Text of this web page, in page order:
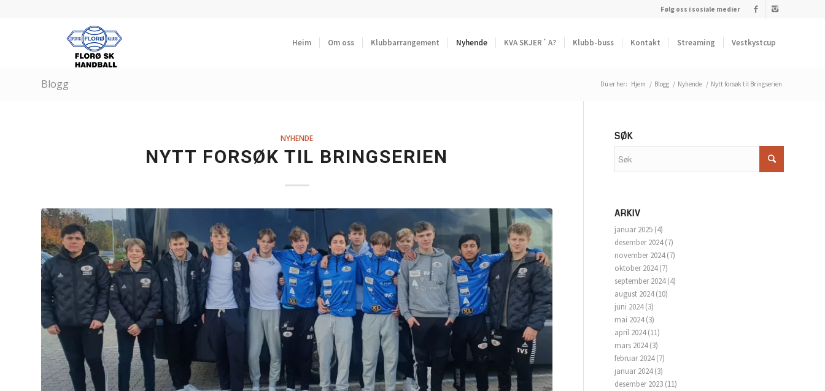
Følg oss i sosiale medier
Heim Om oss Klubbarrangement Nyhende KVA SKJER´ A? Klubb-buss Kontakt Streaming Vestkystcup
Blogg Du er her: Hjem / Blogg / Nyhende / Nytt forsøk til Bringserien
NYHENDE
NYTT FORSØK TIL BRINGSERIEN
SØK
ARKIV
januar 2025 (4)
desember 2024(7)
november 2024(7)
oktober 2024(7)
september 2024(4)
august 2024(10)
juni 2024(3)
mai 2024(3)
april 2024(11)
mars 2024(3)
februar 2024(7)
januar 2024(3)
desember 2023 (11)